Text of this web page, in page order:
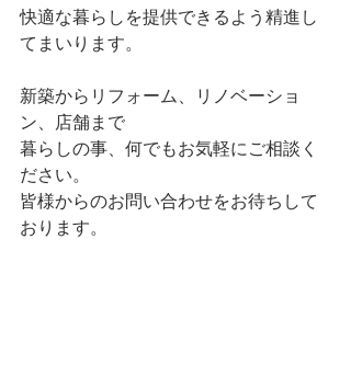
快適な暮らしを提供できるよう精進し
てまいります。
新築からリフォーム、リノベーショ
ン、店舗まで
暮らしの事、何でもお気軽にご相談く
ださい。
皆様からのお問い合わせをお待ちして
おります。